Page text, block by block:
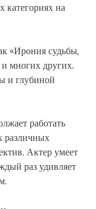
категориях на
«Ирония судьбы,
многих других.
и глубиной
работать
различных
Актер умеет
раз удивляет